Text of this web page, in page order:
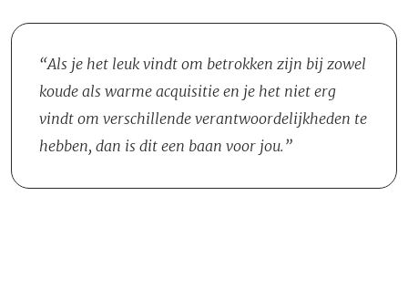
waarbij je samenwerkt met meerdere Accountmanagers onder
leiding van een Districtsleider.
Als je het leuk vindt om betrokken zijn bij zowel
koude als warme acquisitie en je het niet erg
vindt om verschillende verantwoordelijkheden te
hebben, dan is dit een baan voor jou.